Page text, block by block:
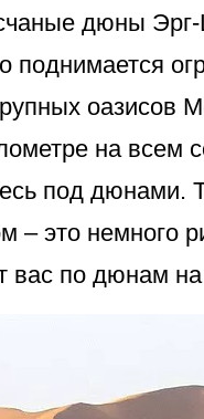
дюны
поднимается
оазисов
на всем
под дюнами.
– это немного
вас по дюнам